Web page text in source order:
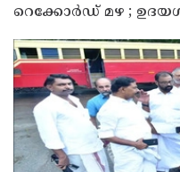
റെക്കോർഡ് മഴ ;